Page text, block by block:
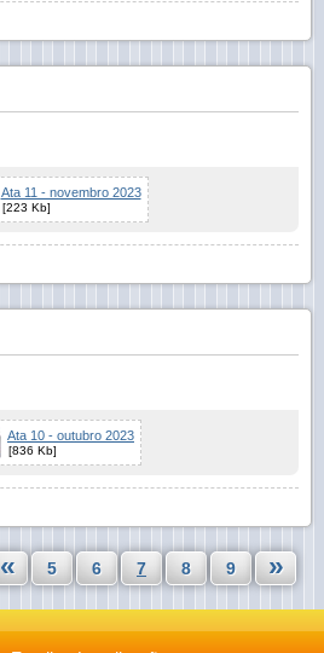
Ata 11 - novembro 2023
[223 Kb]
Ata 10 - outubro 2023
[836 Kb]
« 5 6 7 8 9 »